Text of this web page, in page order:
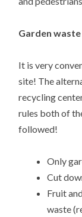
Garden
It is very
site! The
recycling
rules both of
followed!
Only
Cut
Fruit
waste